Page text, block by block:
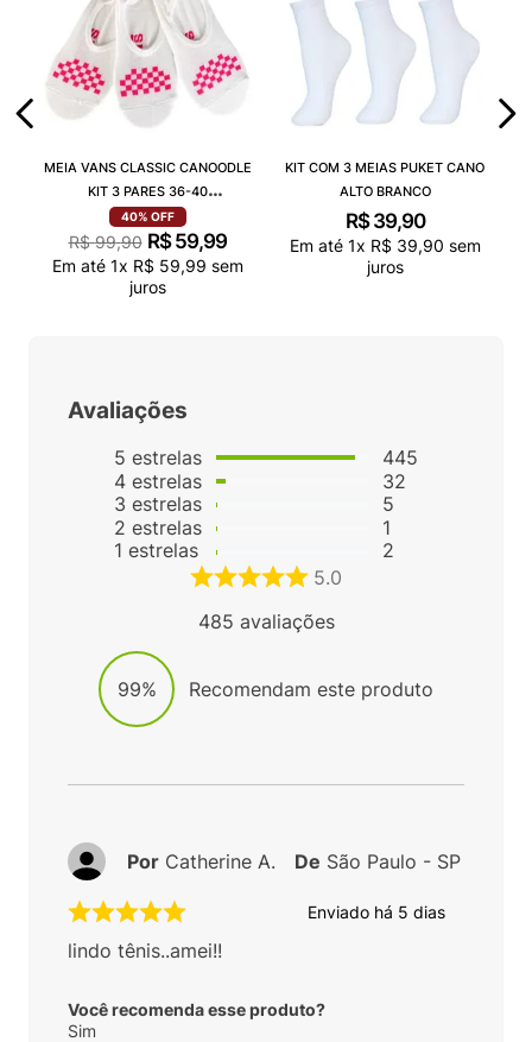
MEIA VANS CLASSIC CANOODLE
KIT 3 PARES 36-40
VN000QCAJU4
40% OFF
R$ 99,90 R$ 59,99
Em até 1x R$ 59,99 sem
juros
KIT COM 3 MEIAS PUKET CANO
ALTO BRANCO
R$ 39,90
Em até 1x R$ 39,90 sem
juros
Avaliações
5 estrelas
4 estrelas
3 estrelas
2 estrelas
1 estrelas
445
32
5
1
2
5.0
485 avaliações
99% Recomendam este produto
Enviado há 5 dias
lindo tênis..amei!!
Você recomenda esse produto?
Sim
Por Catherine A. De São Paulo - SP